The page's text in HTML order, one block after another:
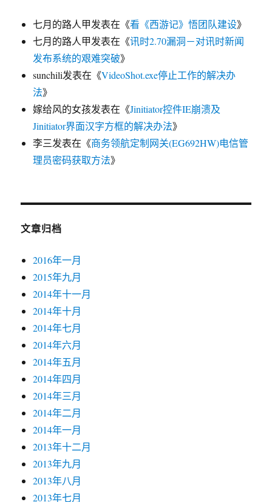
七月的路人甲发表在《看《西游记》悟团队建设》
七月的路人甲发表在《讯时2.70漏洞－对讯时新闻
发布系统的艰难突破》
sunchili发表在《VideoShot.exe停止工作的解决办
法》
嫁给风的女孩发表在《Jinitiator控件IE崩溃及
Jinitiator界面汉字方框的解决办法》
李三发表在《商务领航定制网关(EG692HW)电信管
理员密码获取方法》
文章归档
2016年一月
2015年九月
2014年十一月
2014年十月
2014年七月
2014年六月
2014年五月
2014年四月
2014年三月
2014年二月
2014年一月
2013年十二月
2013年九月
2013年八月
2013年七月